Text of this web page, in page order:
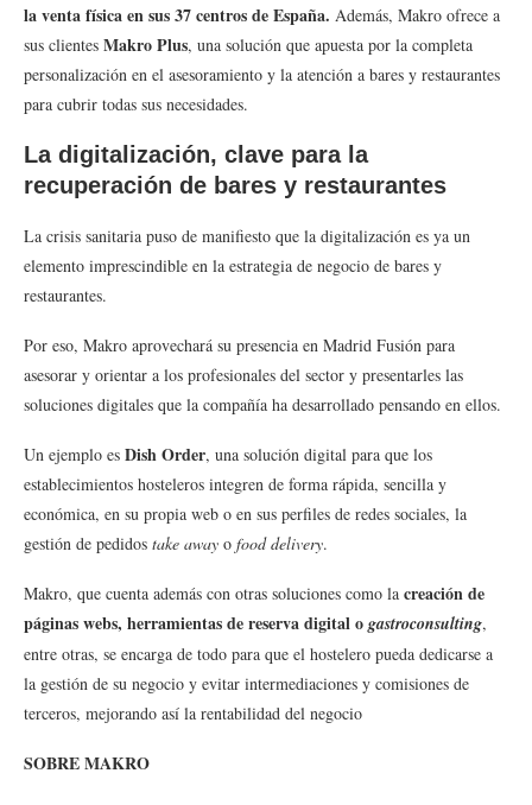
la venta física en sus 37 centros de España. Además, Makro ofrece a
sus clientes Makro Plus, una solución que apuesta por la completa
personalización en el asesoramiento y la atención a bares y restaurantes
para cubrir todas sus necesidades.
La digitalización, clave para la
recuperación de bares y restaurantes
La crisis sanitaria puso de manifiesto que la digitalización es ya un
elemento imprescindible en la estrategia de negocio de bares y
restaurantes.
Por eso, Makro aprovechará su presencia en Madrid Fusión para
asesorar y orientar a los profesionales del sector y presentarles las
soluciones digitales que la compañía ha desarrollado pensando en ellos.
Un ejemplo es Dish Order, una solución digital para que los
establecimientos hosteleros integren de forma rápida, sencilla y
económica, en su propia web o en sus perfiles de redes sociales, la
gestión de pedidos take away o food delivery.
Makro, que cuenta además con otras soluciones como la creación de
páginas webs, herramientas de reserva digital o gastroconsulting,
entre otras, se encarga de todo para que el hostelero pueda dedicarse a
la gestión de su negocio y evitar intermediaciones y comisiones de
terceros, mejorando así la rentabilidad del negocio
SOBRE MAKRO